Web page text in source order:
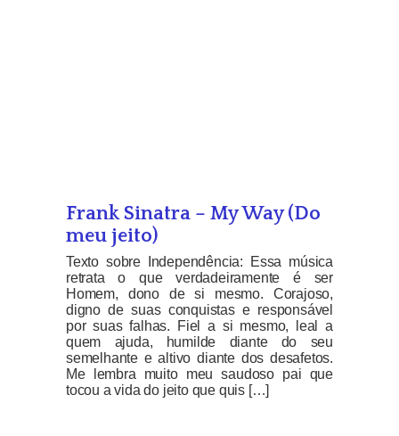
Frank Sinatra – My Way (Do
meu jeito)
Texto sobre Independência: Essa música
retrata o que verdadeiramente é ser
Homem, dono de si mesmo. Corajoso,
digno de suas conquistas e responsável
por suas falhas. Fiel a si mesmo, leal a
quem ajuda, humilde diante do seu
semelhante e altivo diante dos desafetos.
Me lembra muito meu saudoso pai que
tocou a vida do jeito que quis […]